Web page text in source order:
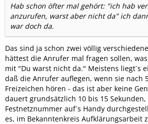
Hab schon öfter mal gehört: "ich hab
anzurufen, warst aber nicht da" ich
war doch da.
Das sind ja schon zwei völlig
hättest die Anrufer mal fragen sollen,
mit "Du warst nicht da." Meistens liegt´s
daß die Anrufer auflegen, wenn sie nach
Freizeichen hören - das ist aber keine
dauert grundsätzlich 10 bis 15
Festnetznummer auf´s Handy
es, im Bekanntenkreis Aufklärungsarbeit